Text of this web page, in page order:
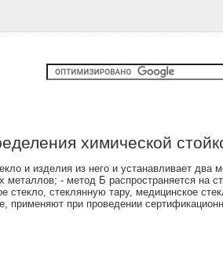
химической
и изделия из него и устанавливает
- метод Б распространяется
стекло, стеклянную тару, медицинское
применяют при проведении